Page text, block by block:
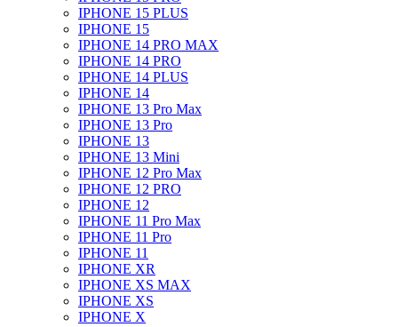
IPHONE 15 PLUS
IPHONE 15
IPHONE 14 PRO MAX
IPHONE 14 PRO
IPHONE 14 PLUS
IPHONE 14
IPHONE 13 Pro Max
IPHONE 13 Pro
IPHONE 13
IPHONE 13 Mini
IPHONE 12 Pro Max
IPHONE 12 PRO
IPHONE 12
IPHONE 11 Pro Max
IPHONE 11 Pro
IPHONE 11
IPHONE XR
IPHONE XS MAX
IPHONE XS
IPHONE X